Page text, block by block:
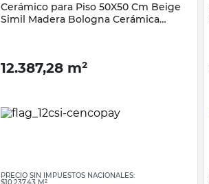
Cerámico para Piso 50X50 Cm Beige
Simil Madera Bologna Cerámica
12.387,28 m²
PRECIO SIN IMPUESTOS NACIONALES: